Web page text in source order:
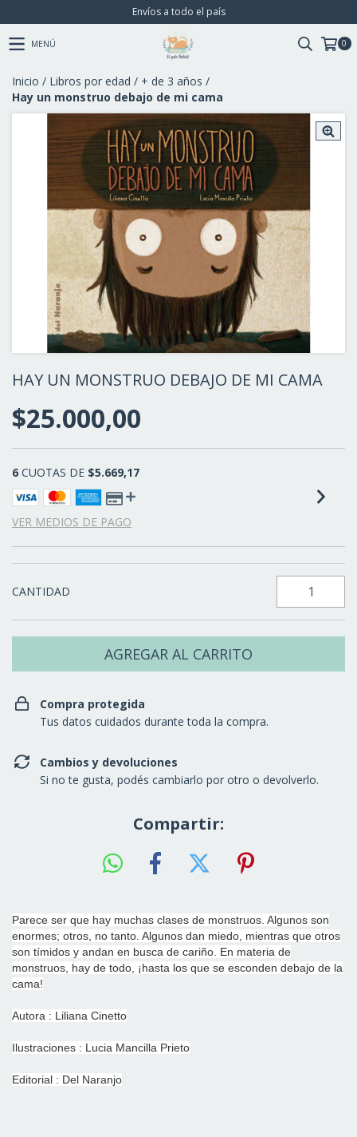
Envíos a todo el país
MENÚ 0
Inicio / Libros por edad / + de 3 años /
Hay un monstruo debajo de mi cama
HAY UN MONSTRUO DEBAJO DE MI CAMA
$25.000,00
6 CUOTAS DE $5.669,17
VER MEDIOS DE PAGO
CANTIDAD
Compra protegida
Tus datos cuidados durante toda la compra.
Cambios y devoluciones
Si no te gusta, podés cambiarlo por otro o devolverlo.
Compartir:
Parece ser que hay muchas clases de monstruos. Algunos son
enormes; otros, no tanto. Algunos dan miedo, mientras que otros
son tímidos y andan en busca de cariño. En materia de
monstruos, hay de todo, ¡hasta los que se esconden debajo de la
cama!
Autora : Liliana Cinetto
Ilustraciones : Lucia Mancilla Prieto
Editorial : Del Naranjo